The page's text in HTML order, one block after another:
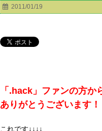
2011/01/19
「.hack」ファンの方か
ありがとうございます！
これです↓↓↓↓